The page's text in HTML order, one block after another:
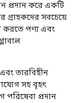
প্রদান করে একটি
গ্রাহকদের সবচেয়ে
করতে পণ্য এবং
তারবিহীন
সহ বৃহৎ
পরিষেবা প্রদান